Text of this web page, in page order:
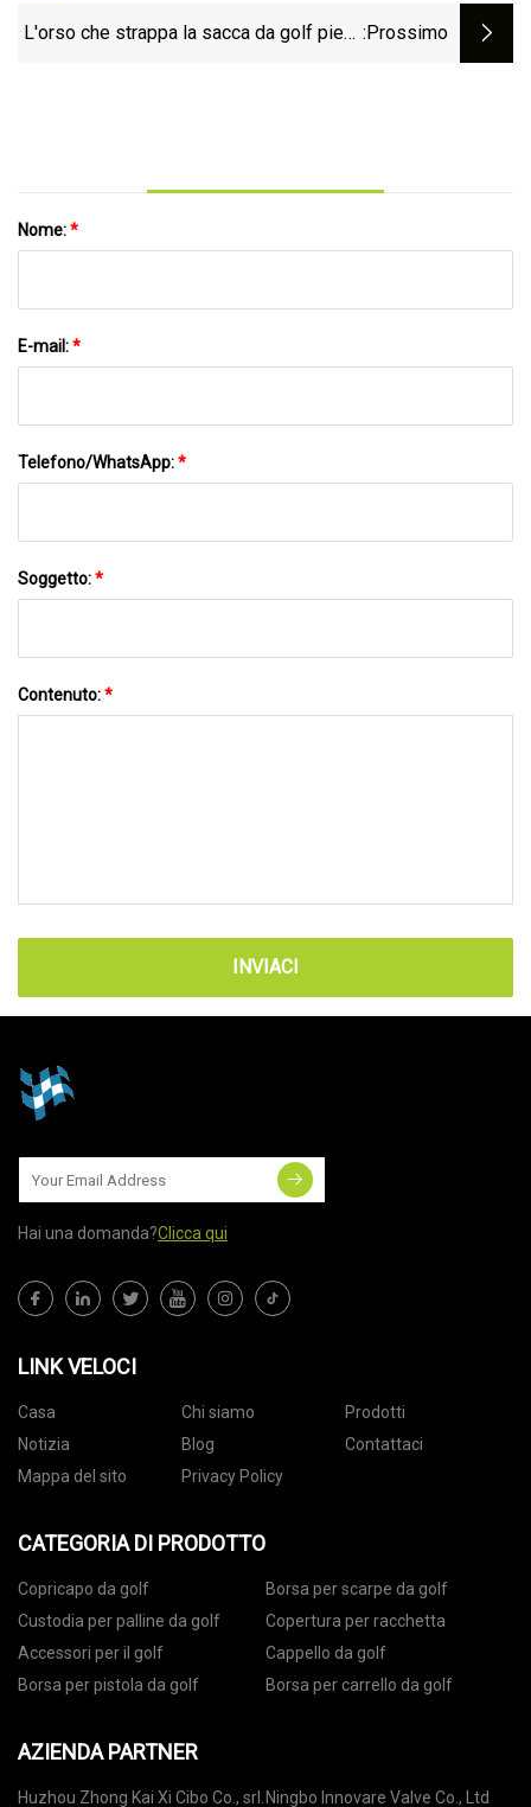
L'orso che strappa la sacca da golf piena :Prossimo
Nome:*
E-mail:*
Telefono/WhatsApp:*
Soggetto:*
Contenuto:*
INVIACI
Hai una domanda?Clicca qui
LINK VELOCI
Casa Chi siamo
Prodotti
Notizia
Blog
Contattaci
Mappa del sito
Privacy Policy
CATEGORIA DI PRODOTTO
Copricapo da golf
Borsa per scarpe da golf
Custodia per palline da golf
Copertura per racchetta
Accessori per il golf
Cappello da golf
Borsa per pistola da golf
Borsa per carrello da golf
AZIENDA PARTNER
Huzhou Zhong Kai Xi Cibo Co., srl. Ningbo Innovare Valve Co., Ltd